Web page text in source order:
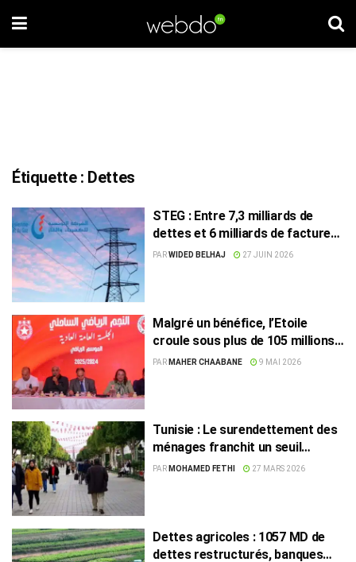
Étiquette : Dettes
STEG : Entre 7,3 milliards de
dettes et 6 milliards de factures
non réglées
PARWIDED BELHAJ 27 JUIN 2026
Malgré un bénéfice, l’Etoile
croule sous plus de 105 millions
de dinars de dettes
PAR MAHER CHAABANE 9 MAI 2026
Tunisie : Le surendettement des
ménages franchit un seuil
critique à plus de 32 milliards de
PAR MOHAMED FETHI 27 MARS 2026
Dettes agricoles : 1057 MD de
dettes restructurés, banques